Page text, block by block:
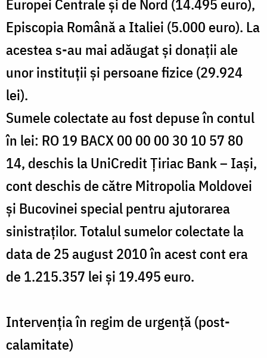
Europei Centrale și de Nord (14.495 euro),
Episcopia Română a Italiei (5.000 euro). La
acestea s-au mai adăugat și donații ale
unor instituții și persoane fizice (29.924
lei).
Sumele colectate au fost depuse în contul
în lei: RO 19 BACX 00 00 00 30 10 57 80
14, deschis la UniCredit Țiriac Bank – Iași,
cont deschis de către Mitropolia Moldovei
și Bucovinei special pentru ajutorarea
sinistraților. Totalul sumelor colectate la
data de 25 august 2010 în acest cont era
de 1.215.357 lei și 19.495 euro.
Intervenția în regim de urgență (post-
calamitate)